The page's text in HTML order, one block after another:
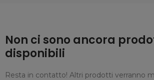
Non ci sono ancora
disponibili
Resta in contatto! Altri prodotti verranno